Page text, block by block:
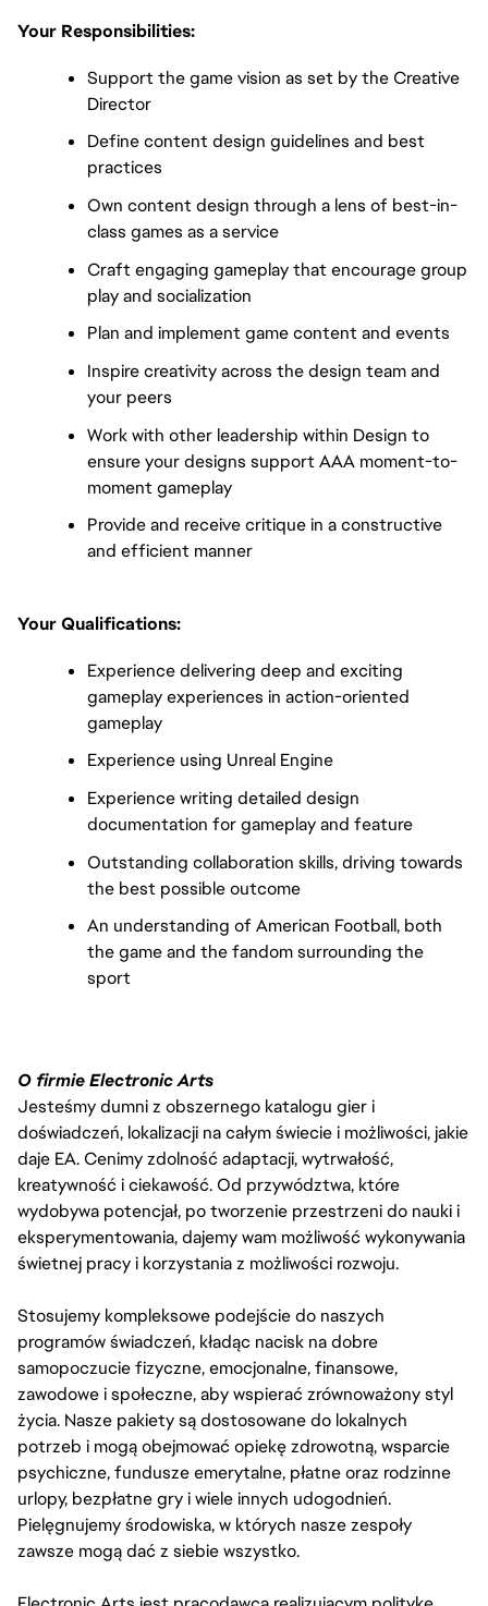
Your Responsibilities:
Support the game vision as set by the Creative
Director
Define content design guidelines and best
practices
Own content design through a lens of best-in-
class games as a service
Craft engaging gameplay that encourage group
play and socialization
Plan and implement game content and events
Inspire creativity across the design team and
your peers
Work with other leadership within Design to
ensure your designs support AAA moment-to-
moment gameplay
Provide and receive critique in a constructive
and efficient manner
Your Qualifications:
Experience delivering deep and exciting
gameplay experiences in action-oriented
gameplay
Experience using Unreal Engine
Experience writing detailed design
documentation for gameplay and feature
Outstanding collaboration skills, driving towards
the best possible outcome
An understanding of American Football, both
the game and the fandom surrounding the
sport
O firmie Electronic Arts
Jesteśmy dumni z obszernego katalogu gier i
doświadczeń, lokalizacji na całym świecie i możliwości, jakie
daje EA. Cenimy zdolność adaptacji, wytrwałość,
kreatywność i ciekawość. Od przywództwa, które
wydobywa potencjał, po tworzenie przestrzeni do nauki i
eksperymentowania, dajemy wam możliwość wykonywania
świetnej pracy i korzystania z możliwości rozwoju.
Stosujemy kompleksowe podejście do naszych
programów świadczeń, kładąc nacisk na dobre
samopoczucie fizyczne, emocjonalne, finansowe,
zawodowe i społeczne, aby wspierać zrównoważony styl
życia. Nasze pakiety są dostosowane do lokalnych
potrzeb i mogą obejmować opiekę zdrowotną, wsparcie
psychiczne, fundusze emerytalne, płatne oraz rodzinne
urlopy, bezpłatne gry i wiele innych udogodnień.
Pielęgnujemy środowiska, w których nasze zespoły
zawsze mogą dać z siebie wszystko.